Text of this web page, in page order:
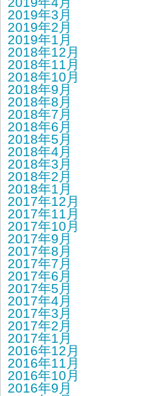
2019年3月
2019年2月
2019年1月
2018年12月
2018年11月
2018年10月
2018年9月
2018年8月
2018年7月
2018年6月
2018年5月
2018年4月
2018年3月
2018年2月
2018年1月
2017年12月
2017年11月
2017年10月
2017年9月
2017年8月
2017年7月
2017年6月
2017年5月
2017年4月
2017年3月
2017年2月
2017年1月
2016年12月
2016年11月
2016年10月
2016年9月